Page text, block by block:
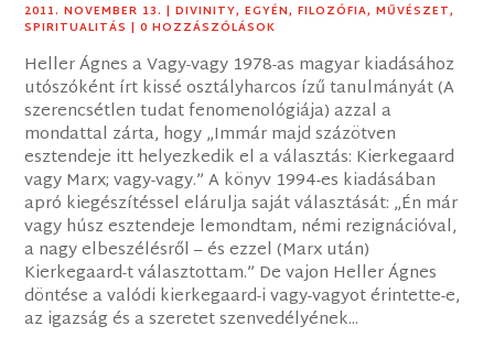
2011. NOVEMBER 13. |DIVINITY,EGYÉN,FILOZÓFIA,MŰVÉSZET,
SPIRITUALITÁS | 0 HOZZÁSZÓLÁSOK
Heller Ágnes a Vagy-vagy 1978-as magyar kiadásához
utószóként írt kissé osztályharcos ízű tanulmányát (A
szerencsétlen tudat fenomenológiája) azzal a
mondattal zárta, hogy „Immár majd százötven
esztendeje itt helyezkedik el a választás: Kierkegaard
vagy Marx; vagy-vagy.” A könyv 1994-es kiadásában
apró kiegészítéssel elárulja saját választását: „Én már
vagy húsz esztendeje lemondtam, némi rezignációval,
a nagy elbeszélésről – és ezzel (Marx után)
Kierkegaard-t választottam.” De vajon Heller Ágnes
döntése a valódi kierkegaard-i vagy-vagyot érintette-e,
az igazság és a szeretet szenvedélyének...